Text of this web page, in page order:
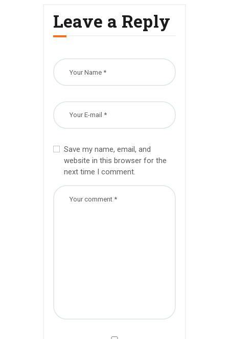
Leave a Reply
Save my name, email, and
website in this browser for the
next time I comment.